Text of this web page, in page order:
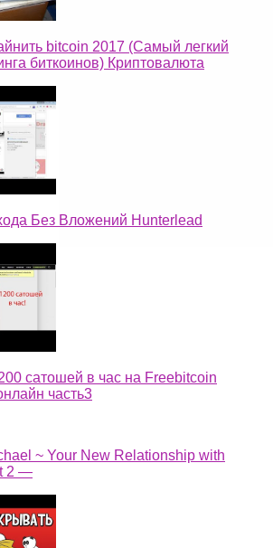
bitcoin 2017 (Самый легкий
биткоинов) Криптовалюта
Без Вложений Hunterlead
сатошей в час на Freebitcoin
часть3
~ Your New Relationship with
2 —